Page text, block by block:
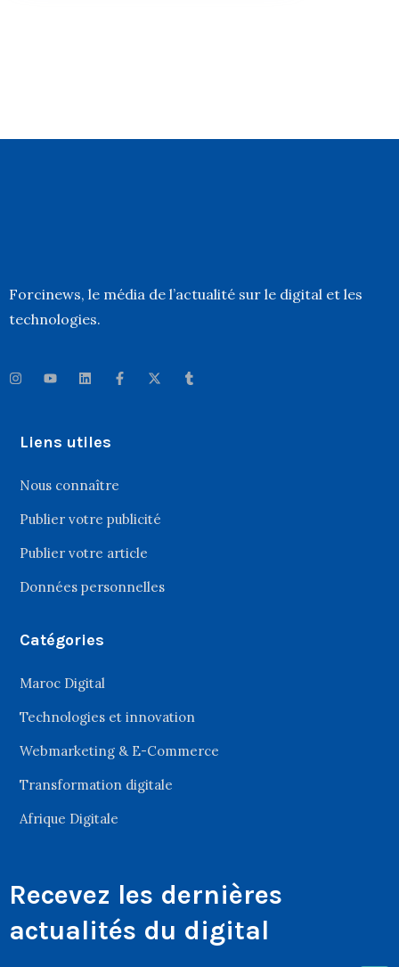
Forcinews, le média de l’actualité sur le digital et les
technologies.
Liens utiles
Nous connaître
Publier votre publicité
Publier votre article
Données personnelles
Catégories
Maroc Digital
Technologies et innovation
Webmarketing & E-Commerce
Transformation digitale
Afrique Digitale
Recevez les dernières
actualités du digital